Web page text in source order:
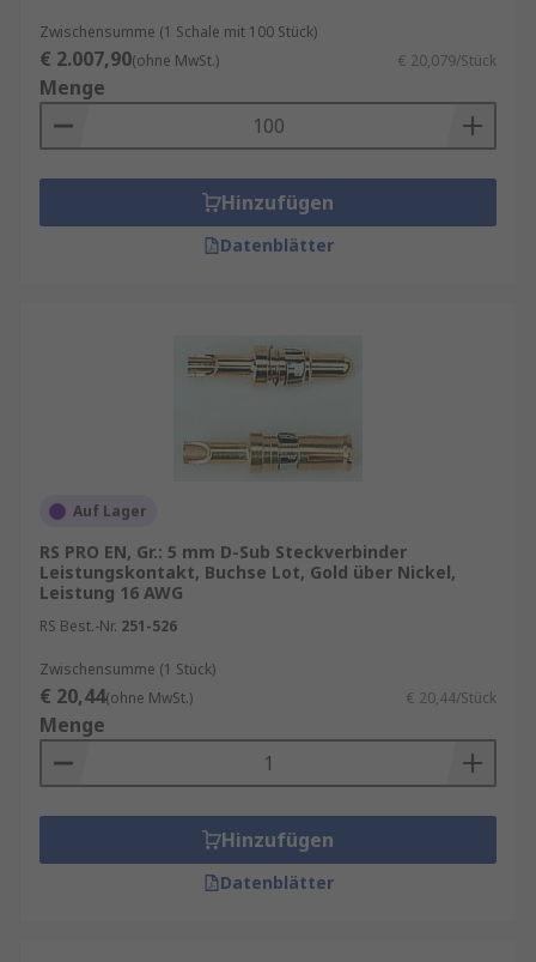
Zwischensumme (1 Schale mit 100 Stück)
€ 2.007,90(ohne MwSt.) € 20,079/Stück
Menge
Hinzufügen
Datenblätter
Auf Lager
RS PRO EN, Gr.: 5 mm D-Sub Steckverbinder
Leistungskontakt, Buchse Lot, Gold über Nickel,
Leistung 16 AWG
RS Best.-Nr. 251-526
Zwischensumme (1 Stück)
€ 20,44(ohne MwSt.) € 20,44/Stück
Menge
Hinzufügen
Datenblätter